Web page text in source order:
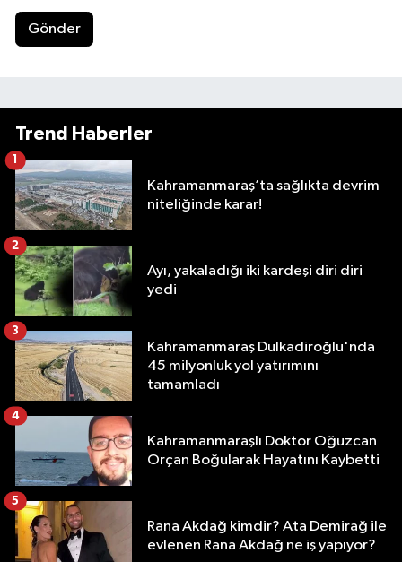
Gönder
Trend Haberler
Kahramanmaraş’ta sağlıkta devrim
niteliğinde karar!
Ayı, yakaladığı iki kardeşi diri diri
yedi
2
Kahramanmaraş Dulkadiroğlu'nda
45 milyonluk yol yatırımını
tamamladı
3
Kahramanmaraşlı Doktor Oğuzcan
Orçan Boğularak Hayatını Kaybetti
4
Rana Akdağ kimdir? Ata Demirağ ile
evlenen Rana Akdağ ne iş yapıyor?
5